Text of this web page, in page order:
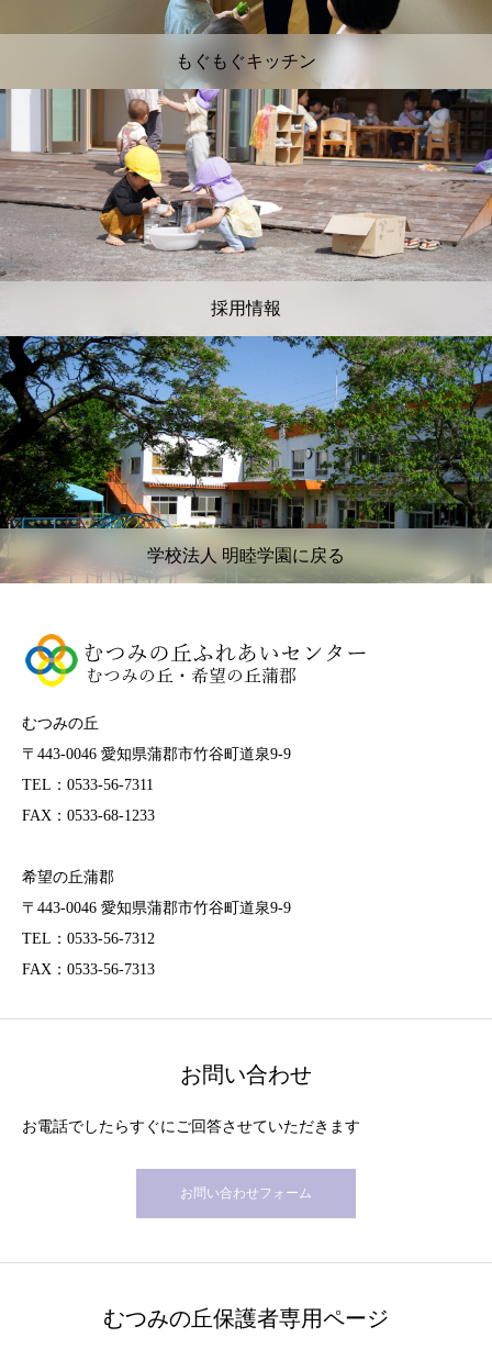
もぐもぐキッチン
採用情報
学校法人 明睦学園に戻る
むつみの丘
〒443-0046 愛知県蒲郡市竹谷町道泉9-9
TEL：0533-56-7311
FAX：0533-68-1233
希望の丘蒲郡
〒443-0046 愛知県蒲郡市竹谷町道泉9-9
TEL：0533-56-7312
FAX：0533-56-7313
お問い合わせ
お電話でしたらすぐにご回答させていただきます
お問い合わせフォーム
むつみの丘保護者専用ページ